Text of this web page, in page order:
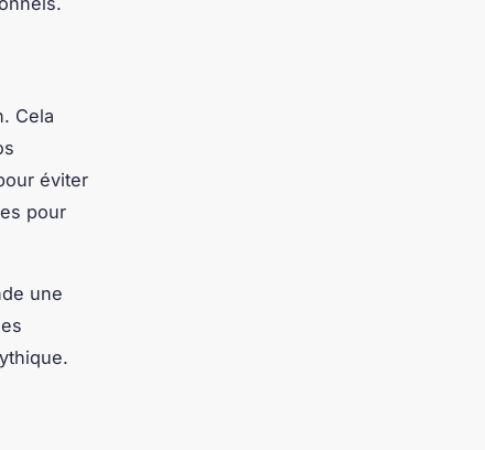
Cela
éviter
pour
une